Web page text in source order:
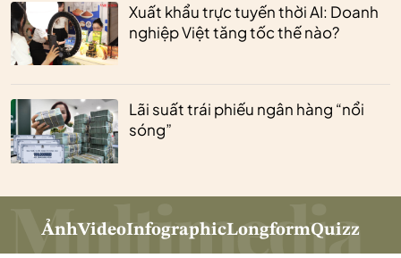
Xuất khẩu trực tuyến thời AI: Doanh
nghiệp Việt tăng tốc thế nào?
Lãi suất trái phiếu ngân hàng “nổi
sóng”
ẢnhVideoInfographicLongformQuizz